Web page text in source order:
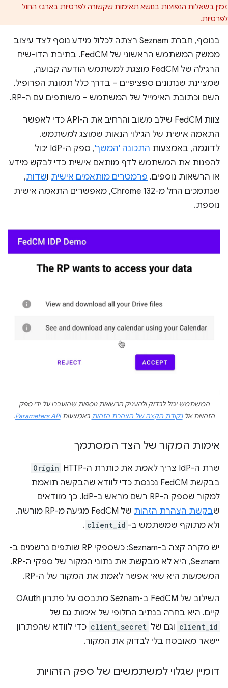
זמין בשאלות הנפוצות בנושא תאימות שקשורה לפרטיות בארגז החול
לפרטיות.
בנוסף, חברת Seznam רצתה לכלול מידע נוסף לצד עיצוב
ממשק המשתמש הראשוני של FedCM. בתיבת הדו-שיח
הרגילה של FedCM מוצגת למשתמש הודעה קבועה,
שמציינת שנתונים ספציפיים – בדרך כלל תמונת הפרופיל,
השם וכתובת האימייל של המשתמש – משותפים עם ה-RP.
צוות FedCM שילב משוב והרחיב את ה-API כדי לאפשר
התאמה אישית של הגילוי הנאות שמוצג למשתמש.
לדוגמה, באמצעות התכונה 'המשך'
, ספק ה-IdP יכול
להפנות את המשתמש לדף מותאם אישית כדי לבקש מידע
או הרשאות נוספים. פרמטרים מותאמים אישית ושדות,
שנתמכים החל מ-Chrome 132, מאפשרים התאמה אישית
נוספת.
המשתמש יכול לבדוק ולהעניק הרשאות נוספות שהועברו על ידי ספק
הזהויות אלנקודת הקצה של הצהרת הזהות באמצעותParameters API
.
אימות המקור של הצד המסתמך
שרת ה-IdP צריך לאמת את כותרת ה-HTTP Origin
בבקשת FedCM נכנסת כדי לוודא שהבקשה תואמת
למקור שספק ה-RP רשם מראש ב-IdP. כך מוודאים
שבקשת הצהרת הזהות
של FedCM מגיעה מ-RP מורשה,
ולא מתוקף שמשתמש ב- client_id
.
יש מקרה קצה ב-Seznam: כשספקי RP שותפים נרשמים ב-
Seznam, היא לא מבקשת את נתוני המקור של ספקי ה-RP.
המשמעות היא שאי אפשר לאמת את המקור של ה-RP.
השילוב של FedCM ב-Seznam מתבסס על פתרון OAuth
קיים. היא בחרה בנתיב החלופי של אימות גם של
client_id וגם של client_secret כדי לוודא שהפתרון
יישאר מאובטח בלי לבדוק את המקור.
דומיין שגלוי למשתמשים של ספק הזהויות